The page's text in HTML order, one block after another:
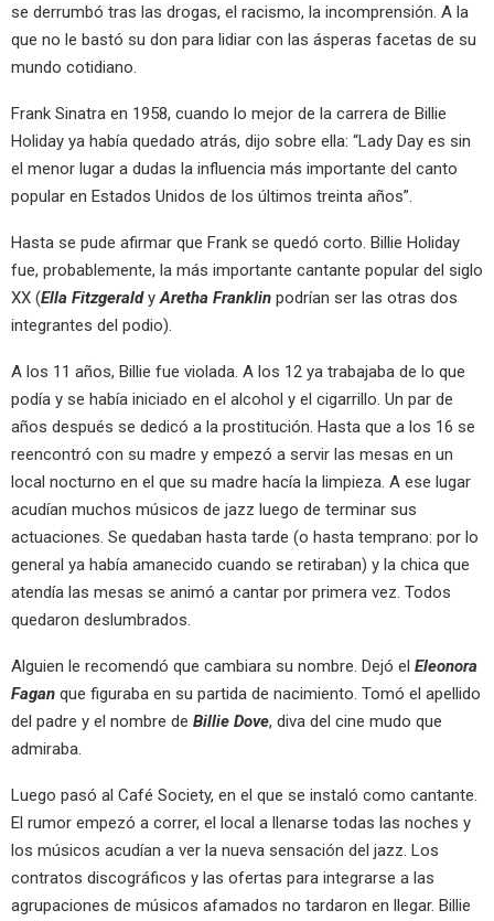
se derrumbó tras las drogas, el racismo, la incomprensión. A la
que no le bastó su don para lidiar con las ásperas facetas de su
mundo cotidiano.
Frank Sinatra en 1958, cuando lo mejor de la carrera de Billie
Holiday ya había quedado atrás, dijo sobre ella: “Lady Day es sin
el menor lugar a dudas la influencia más importante del canto
popular en Estados Unidos de los últimos treinta años”.
Hasta se pude afirmar que Frank se quedó corto. Billie Holiday
fue, probablemente, la más importante cantante popular del siglo
XX (Ella FitzgeraldyAretha Franklin podrían ser las otras dos
integrantes del podio).
A los 11 años, Billie fue violada. A los 12 ya trabajaba de lo que
podía y se había iniciado en el alcohol y el cigarrillo. Un par de
años después se dedicó a la prostitución. Hasta que a los 16 se
reencontró con su madre y empezó a servir las mesas en un
local nocturno en el que su madre hacía la limpieza. A ese lugar
acudían muchos músicos de jazz luego de terminar sus
actuaciones. Se quedaban hasta tarde (o hasta temprano: por lo
general ya había amanecido cuando se retiraban) y la chica que
atendía las mesas se animó a cantar por primera vez. Todos
quedaron deslumbrados.
Alguien le recomendó que cambiara su nombre. Dejó el Eleonora
Fagan que figuraba en su partida de nacimiento. Tomó el apellido
del padre y el nombre de Billie Dove, diva del cine mudo que
admiraba.
Luego pasó al Café Society, en el que se instaló como cantante.
El rumor empezó a correr, el local a llenarse todas las noches y
los músicos acudían a ver la nueva sensación del jazz. Los
contratos discográficos y las ofertas para integrarse a las
agrupaciones de músicos afamados no tardaron en llegar. Billie